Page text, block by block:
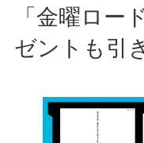
「金曜ロ
ゼントも引